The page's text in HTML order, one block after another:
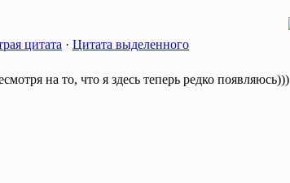
цитата · Цитата выделенного
на то, что я здесь теперь редко появляюсь)))